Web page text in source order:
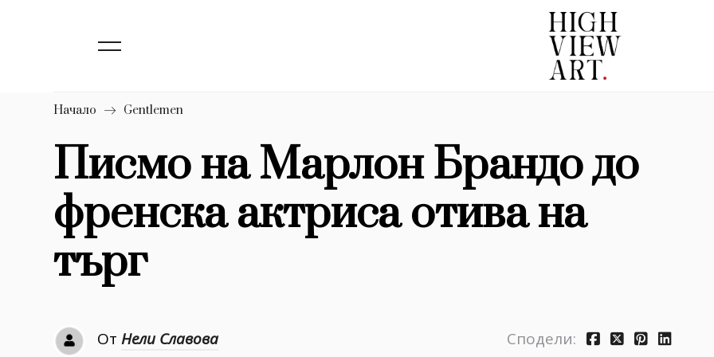
1633
Dialogue
Изкуство
Красота
Дизайн 1272
Книги 1188
30+
1710
Начало Gentlemen
Писмо на Марлон Брандо до
френска актриса отива на
търг
От Нели Славова Сподели: